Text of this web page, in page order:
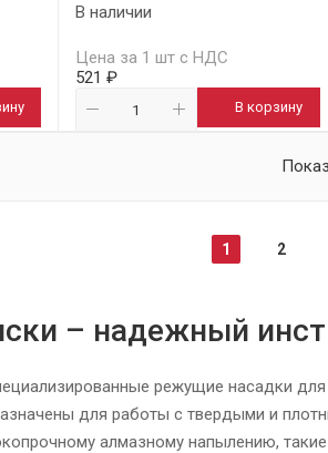
В наличии
Цена за 1 шт с НДС
521 ₽
В корзину
1 2
– надежный
режущие насадки
для работы с твердыми и
алмазному напылению,